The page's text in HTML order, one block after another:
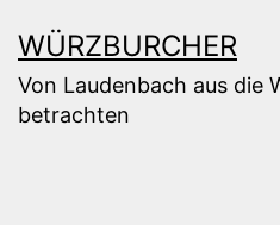
Inhalt
springen
WÜRZBURCHER
Von Laudenbach aus die
betrachten